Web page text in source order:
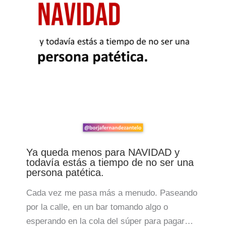
Ya queda menos para NAVIDAD y
todavía estás a tiempo de no ser una
persona patética.
Cada vez me pasa más a menudo. Paseando
por la calle, en un bar tomando algo o
esperando en la cola del súper para pagar…